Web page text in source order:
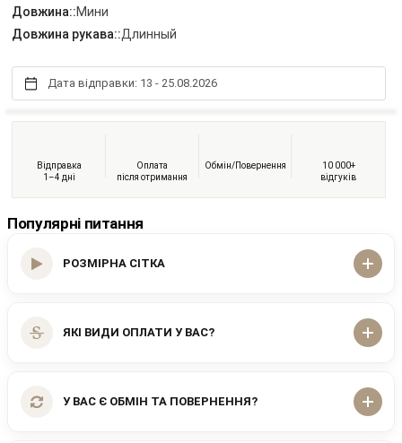
Довжина::Мини
Довжина рукава::Длинный
Дата відправки: 13 - 25.08.2026
Відправка
1–4 дні
Оплата
після отримання
Обмін/Повернення
10 000+
відгуків
Популярні питання
РОЗМІРНА СІТКА
ЯКІ ВИДИ ОПЛАТИ У ВАС?
У ВАС Є ОБМІН ТА ПОВЕРНЕННЯ?